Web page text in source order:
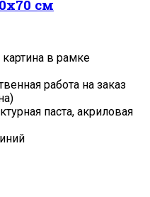
см
в рамке
работа на заказ
паста, акриловая